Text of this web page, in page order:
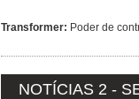
Transformer: Poder de
NOTÍCIAS 2 -